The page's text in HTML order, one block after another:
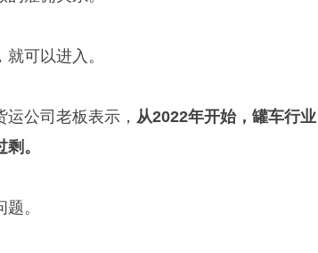
可以进入。
公司老板表示， 从2022年开始，罐车行业
。
。